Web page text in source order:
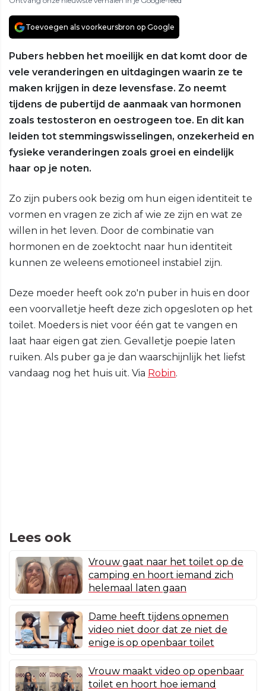
Toevoegen als voorkeursbron op Google
Pubers hebben het moeilijk en dat komt door de
vele veranderingen en uitdagingen waarin ze te
maken krijgen in deze levensfase. Zo neemt
tijdens de pubertijd de aanmaak van hormonen
zoals testosteron en oestrogeen toe. En dit kan
leiden tot stemmingswisselingen, onzekerheid en
fysieke veranderingen zoals groei en eindelijk
haar op je noten.
Zo zijn pubers ook bezig om hun eigen identiteit te
vormen en vragen ze zich af wie ze zijn en wat ze
willen in het leven. Door de combinatie van
hormonen en de zoektocht naar hun identiteit
kunnen ze weleens emotioneel instabiel zijn.
Deze moeder heeft ook zo'n puber in huis en door
een voorvalletje heeft deze zich opgesloten op het
toilet. Moeders is niet voor één gat te vangen en
laat haar eigen gat zien. Gevalletje poepie laten
ruiken. Als puber ga je dan waarschijnlijk het liefst
vandaag nog het huis uit. Via Robin.
Lees ook
Vrouw gaat naar het toilet op de
camping en hoort iemand zich
helemaal laten gaan
Dame heeft tijdens opnemen
video niet door dat ze niet de
enige is op openbaar toilet
Vrouw maakt video op openbaar
toilet en hoort hoe iemand